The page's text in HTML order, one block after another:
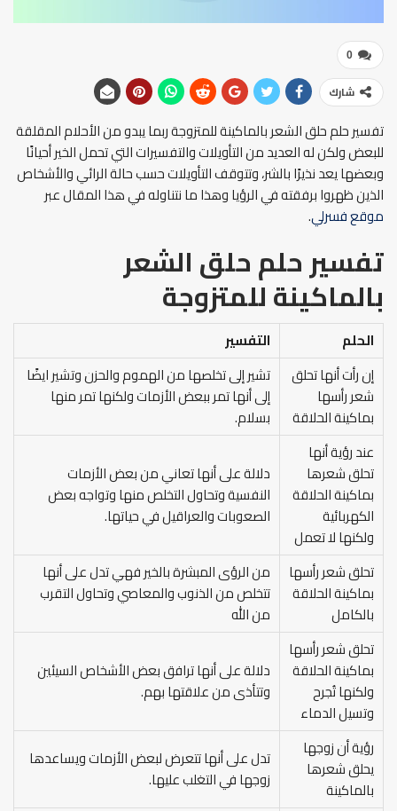
0
شارك
تفسير حلم حلق الشعر بالماكينة للمتزوجة ربما يبدو من الأحلام المقلقة
للبعض ولكن له العديد من التأويلات والتفسيرات التي تحمل الخير أحيانًا
وبعضها يعد نذيرًا بالشر، وتتوقف التأويلات حسب حالة الرائي والأشخاص
الذين ظهروا برفقته في الرؤيا وهذا ما نتناوله في هذا المقال عبر
موقع فسرلي.
تفسير حلم حلق الشعر
بالماكينة للمتزوجة
الحلم
التفسير
إن رأت أنها تحلق
شعر رأسها
بماكينة الحلاقة
تشير إلى تخلصها من الهموم والحزن وتشير ايضًا
إلى أنها تمر ببعض الأزمات ولكنها تمر منها
بسلام.
عند رؤية أنها
تحلق شعرها
بماكينة الحلاقة
الكهربائية
ولكنها لا تعمل
دلالة على أنها تعاني من بعض الأزمات
النفسية وتحاول التخلص منها وتواجه بعض
الصعوبات والعراقيل في حياتها.
تحلق شعر رأسها
بماكينة الحلاقة
بالكامل
من الرؤى المبشرة بالخير فهي تدل على أنها
تتخلص من الذنوب والمعاصي وتحاول التقرب
من الله
تحلق شعر رأسها
بماكينة الحلاقة
ولكنها تُجرح
وتسيل الدماء
دلالة على أنها ترافق بعض الأشخاص السيئين
وتتأذى من علاقتها بهم.
رؤية أن زوجها
يحلق شعرها
بالماكينة
تدل على أنها تتعرض لبعض الأزمات ويساعدها
زوجها في التغلب عليها.